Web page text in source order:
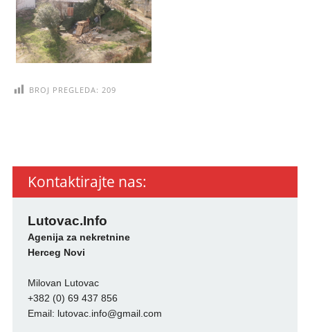
BROJ PREGLEDA: 209
Kontaktirajte nas:
Lutovac.Info
Agenija za nekretnine
Herceg Novi
Milovan Lutovac
+382 (0) 69 437 856
Email: lutovac.info@gmail.com